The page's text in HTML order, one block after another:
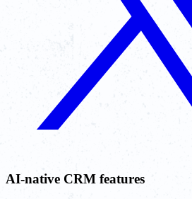
AI-native CRM features